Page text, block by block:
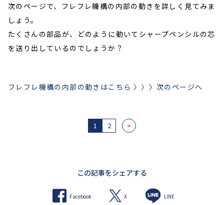
次のページで、フレフレ機構の内部の動きを詳しく見てみま
しょう。
たくさんの部品が、どのように動いてシャープペンシルの芯
を送り出しているのでしょうか？
フレフレ機構の内部の動きはこちら 〉〉〉次のページへ
1 2 >
この記事をシェアする
Facebook X LINE